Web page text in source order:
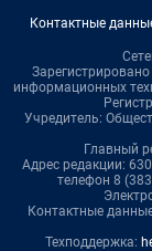
Контактные
информационных
Учредитель:
Главный
Адрес редакции:
телефон 8
Контактные
Техподдержка: